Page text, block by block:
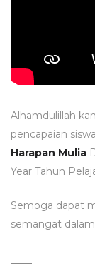
Alhamdulillah
pencapaian
Harapan Mulia
Year Tahun
Semoga dapat
semangat